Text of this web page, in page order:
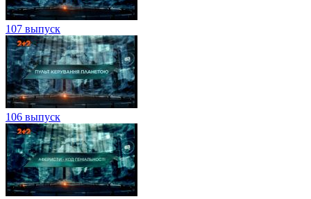
107 выпуск
106 выпуск